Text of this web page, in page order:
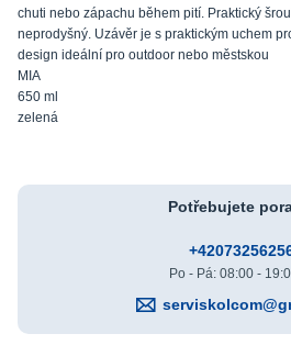
chuti nebo zápachu během pití. Praktický
neprodyšný. Uzávěr je s praktickým uchem
design ideální pro outdoor nebo městskou
MIA
650 ml
zelená
Potřebujete
Po - Pá: 08:00 -